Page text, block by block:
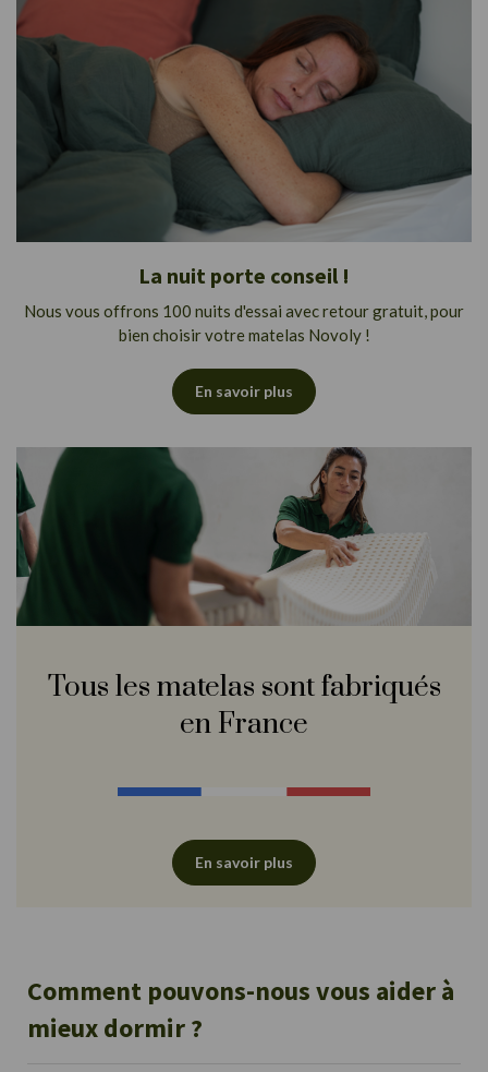
La nuit porte conseil !
Nous vous offrons 100 nuits d'essai avec retour gratuit, pour
bien choisir votre matelas Novoly !
En savoir plus
Tous les matelas sont fabriqués
en France
En savoir plus
Comment pouvons-nous vous aider à
mieux dormir ?